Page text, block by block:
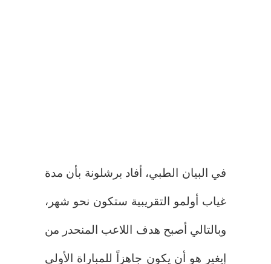
في البيان الطبي، أفاد برشلونة بأن مدة
غياب أولمو التقريبية ستكون نحو شهر،
وبالتالي أصبح هدف اللاعب المنحدر من
إيغير هو أن يكون جاهزاً للمباراة الأولى